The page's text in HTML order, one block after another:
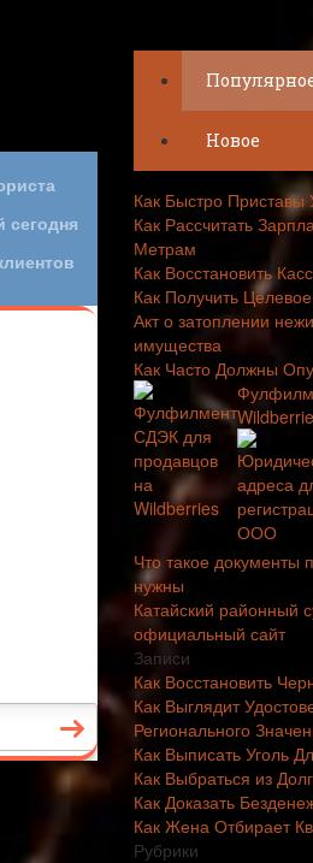
Новое
Как Быстро
Как Рассчитать
Метрам
Как Восстановить
Как Получить
Акт о затоплении
имущества
Как Часто Должны
Что такое документы
нужны
Катайский районный
официальный сайт
Записи
Как Восстановить
Как Выглядит
Регионального
Как Выписать Уголь
Как Выбраться из
Как Доказать
Как Жена Отбирает
Рубрики